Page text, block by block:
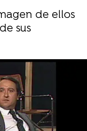
de ellos
sus
ATRESplayer